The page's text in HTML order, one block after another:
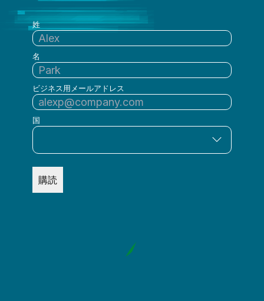
姓
名
ビジネス用メールアドレス
国
購読